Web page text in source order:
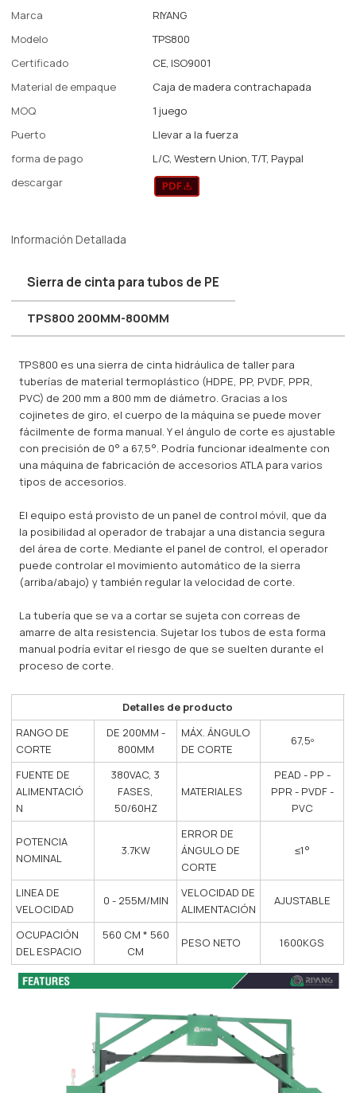
Marca
RIYANG
Modelo
TPS800
Certificado
CE, ISO9001
Material de empaque
Caja de madera contrachapada
MOQ
1 juego
Puerto
Llevar a la fuerza
forma de pago
L/C, Western Union, T/T, Paypal
descargar
Información Detallada
Sierra de cinta para tubos de PE
TPS800 200MM-800MM
TPS800 es una sierra de cinta hidráulica de taller para
tuberías de material termoplástico (HDPE, PP, PVDF, PPR,
PVC) de 200 mm a 800 mm de diámetro. Gracias a los
cojinetes de giro, el cuerpo de la máquina se puede mover
fácilmente de forma manual. Y el ángulo de corte es ajustable
con precisión de 0° a 67,5°. Podría funcionar idealmente con
una máquina de fabricación de accesorios ATLA para varios
tipos de accesorios.
El equipo está provisto de un panel de control móvil, que da
la posibilidad al operador de trabajar a una distancia segura
del área de corte. Mediante el panel de control, el operador
puede controlar el movimiento automático de la sierra
(arriba/abajo) y también regular la velocidad de corte.
La tubería que se va a cortar se sujeta con correas de
amarre de alta resistencia. Sujetar los tubos de esta forma
manual podría evitar el riesgo de que se suelten durante el
proceso de corte.
Detalles de producto
RANGO DE
CORTE
DE 200MM -
800MM
MÁX. ÁNGULO
DE CORTE
67,5º
FUENTE DE
ALIMENTACIÓ
N
380VAC, 3
FASES,
50/60HZ
MATERIALES
PEAD - PP -
PPR - PVDF -
PVC
POTENCIA
NOMINAL
3.7KW
ERROR DE
ÁNGULO DE
CORTE
≤1°
LINEA DE
VELOCIDAD
0 - 255M/MIN
VELOCIDAD DE
ALIMENTACIÓN
AJUSTABLE
OCUPACIÓN
DEL ESPACIO
560 CM * 560
CM
PESO NETO 1600KGS